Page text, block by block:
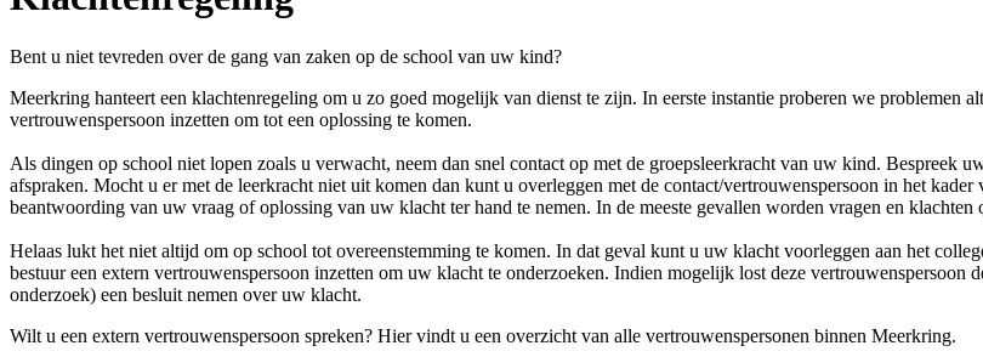
Bent u niet tevreden over de gang van zaken op de school van uw kind?
Meerkring hanteert een klachtenregeling om u zo goed mogelijk van dienst te zijn. In eerste instantie proberen we problemen
vertrouwenspersoon inzetten om tot een oplossing te komen.
Als dingen op school niet lopen zoals u verwacht, neem dan snel contact op met de groepsleerkracht van uw kind. Bespreek
afspraken. Mocht u er met de leerkracht niet uit komen dan kunt u overleggen met de contact/vertrouwenspersoon in het
beantwoording van uw vraag of oplossing van uw klacht ter hand te nemen. In de meeste gevallen worden vragen en klachten
Helaas lukt het niet altijd om op school tot overeenstemming te komen. In dat geval kunt u uw klacht voorleggen aan het
bestuur een extern vertrouwenspersoon inzetten om uw klacht te onderzoeken. Indien mogelijk lost deze
onderzoek) een besluit nemen over uw klacht.
Wilt u een extern vertrouwenspersoon spreken? Hier vindt u een overzicht van alle vertrouwenspersonen binnen Meerkring.